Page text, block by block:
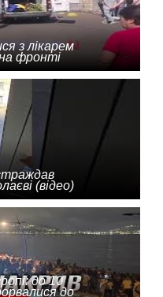
з лікарем
фронті
(відео)
до 10
до